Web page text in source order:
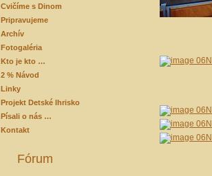
Cvičíme s Dinom
Pripravujeme
Archív
Fotogaléria
Kto je kto …
2 % Návod
Linky
Projekt Detské Ihrisko
Písali o nás …
Kontakt
Fórum